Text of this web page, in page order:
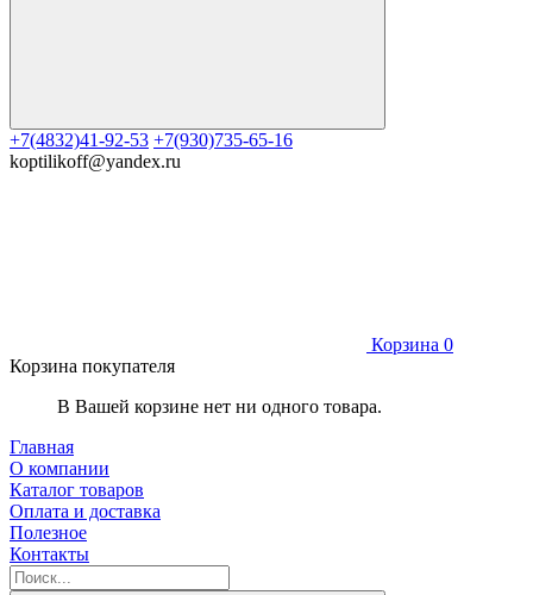
+7(4832)41-92-53 +7(930)735-65-16
koptilikoff@yandex.ru
Корзина 0
Корзина покупателя
В Вашей корзине нет ни одного товара.
Главная
О компании
Каталог товаров
Оплата и доставка
Полезное
Контакты